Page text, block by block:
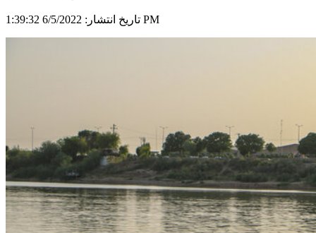
تاریخ انتشار: 6/5/2022 1:39:32 PM